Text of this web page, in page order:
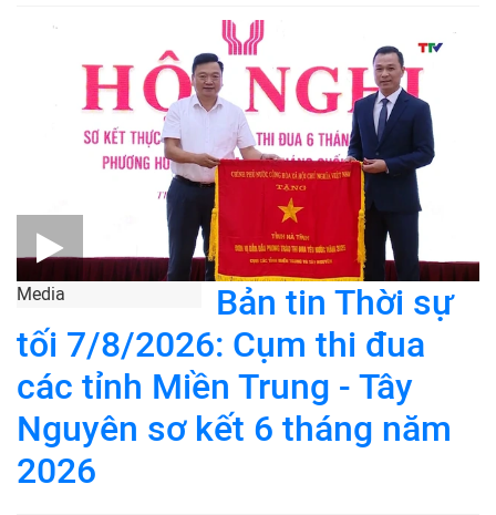
Media
Bản tin Thời sự
tối 7/8/2026: Cụm thi đua
các tỉnh Miền Trung - Tây
Nguyên sơ kết 6 tháng năm
2026